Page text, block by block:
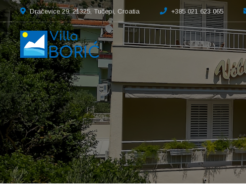
Dračevice 29, 21325, Tučepi, Croatia +385 021 623 065